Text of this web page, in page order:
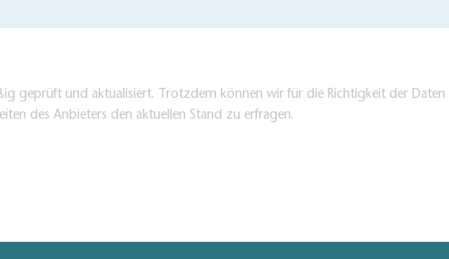
geprüft und aktualisiert. Trotzdem können wir für die Richtigkeit der
des Anbieters den aktuellen Stand zu erfragen.